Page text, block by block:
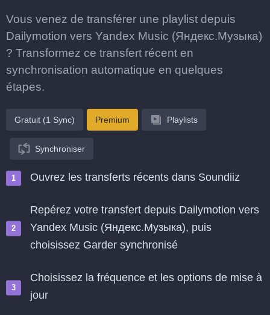
Vous venez de transférer une playlist depuis
Dailymotion vers Yandex Music (Яндекс.Музыка)
? Transformez ce transfert récent en
synchronisation automatique en quelques
étapes.
Gratuit (1 Sync) Premium Playlists
Synchroniser
Ouvrez les transferts récents dans Soundiiz
Repérez votre transfert depuis Dailymotion vers
Yandex Music (Яндекс.Музыка), puis
choisissez Garder synchronisé
Choisissez la fréquence et les options de mise à
jour